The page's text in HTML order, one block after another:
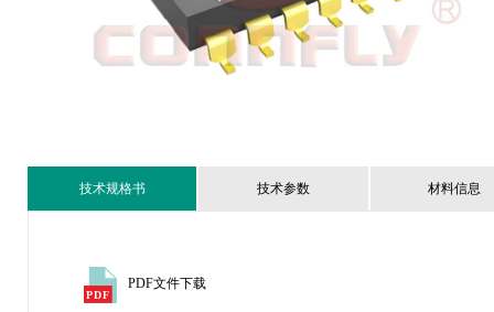
技术规格书 技术参数 材料信息
PDF文件下载